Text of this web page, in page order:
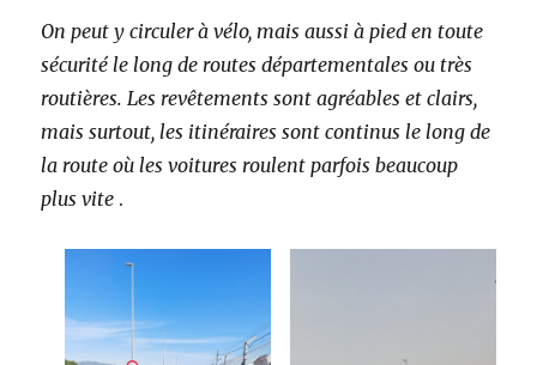
On peut y circuler à vélo, mais aussi à pied en toute
sécurité le long de routes départementales ou très
routières. Les revêtements sont agréables et clairs,
mais surtout, les itinéraires sont continus le long de
la route où les voitures roulent parfois beaucoup
plus vite .